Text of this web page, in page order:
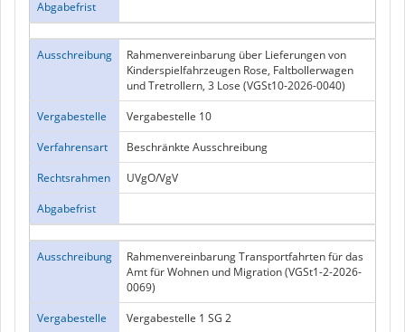
Abgabefrist
Ausschreibung
Rahmenvereinbarung über Lieferungen von
Kinderspielfahrzeugen Rose, Faltbollerwagen
und Tretrollern, 3 Lose (VGSt10-2026-0040)
Vergabestelle
Vergabestelle 10
Verfahrensart
Beschränkte Ausschreibung
Rechtsrahmen
UVgO/VgV
Abgabefrist
Ausschreibung
Rahmenvereinbarung Transportfahrten für das
Amt für Wohnen und Migration (VGSt1-2-2026-
0069)
Vergabestelle
Vergabestelle 1 SG 2